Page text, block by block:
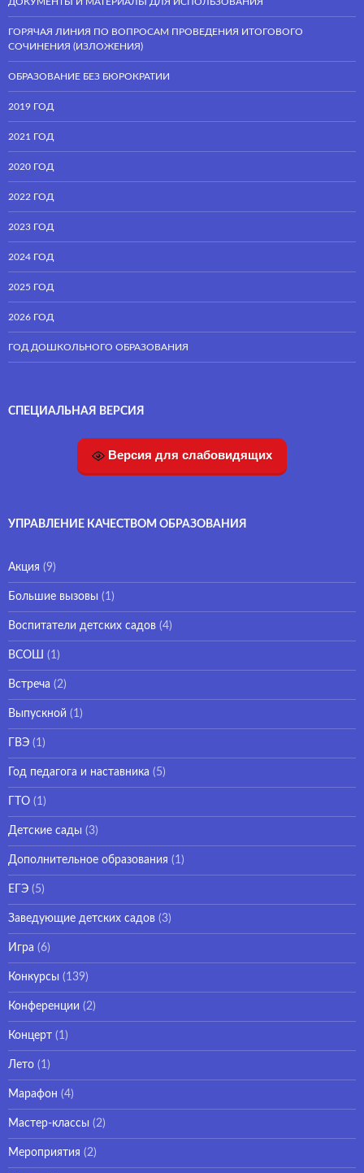
ГОРЯЧАЯ ЛИНИЯ ПО ВОПРОСАМ ПРОВЕДЕНИЯ ИТОГОВОГО
СОЧИНЕНИЯ (ИЗЛОЖЕНИЯ)
ОБРАЗОВАНИЕ БЕЗ БЮРОКРАТИИ
2019 ГОД
2021 ГОД
2020 ГОД
2022 ГОД
2023 ГОД
2024 ГОД
2025 ГОД
2026 ГОД
ГОД ДОШКОЛЬНОГО ОБРАЗОВАНИЯ
СПЕЦИАЛЬНАЯ ВЕРСИЯ
Версия для слабовидящих
УПРАВЛЕНИЕ КАЧЕСТВОМ ОБРАЗОВАНИЯ
Акция (9)
Большие вызовы (1)
Воспитатели детских садов (4)
ВСОШ (1)
Встреча (2)
Выпускной (1)
ГВЭ (1)
Год педагога и наставника (5)
ГТО (1)
Детские сады (3)
Дополнительное образования (1)
ЕГЭ (5)
Заведующие детских садов (3)
Игра (6)
Конкурсы (139)
Конференции (2)
Концерт (1)
Лето (1)
Марафон (4)
Мастер-классы (2)
Мероприятия (2)